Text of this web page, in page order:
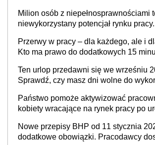
Milion osób z niepełnosprawnościami
niewykorzystany potencjał rynku
refundacji, ale bariery po stronie
świadomości pracodawców [WYWIAD]
Przerwy w pracy – dla każdego, ale i
Kto ma prawo do dodatkowych 15
Ten urlop przedawni się we wrześniu
Sprawdź, czy masz dni wolne do
Państwo pomoże aktywizować
kobiety wracające na rynek pracy po
neuroatypowe. Powstanie Fundusz na
Inkluzywności w Zatrudnianiu?
Nowe przepisy BHP od 11 stycznia
dodatkowe obowiązki. Pracodawcy